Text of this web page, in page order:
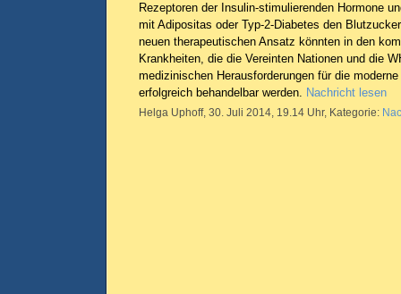
Rezeptoren der Insulin-stimulierenden Hormone
mit Adipositas oder Typ-2-Diabetes den
neuen therapeutischen Ansatz könnten in den
Krankheiten, die die Vereinten Nationen und die
medizinischen Herausforderungen für die
erfolgreich behandelbar werden. Nachricht lesen
Helga Uphoff, 30. Juli 2014, 19.14 Uhr, Kategorie: